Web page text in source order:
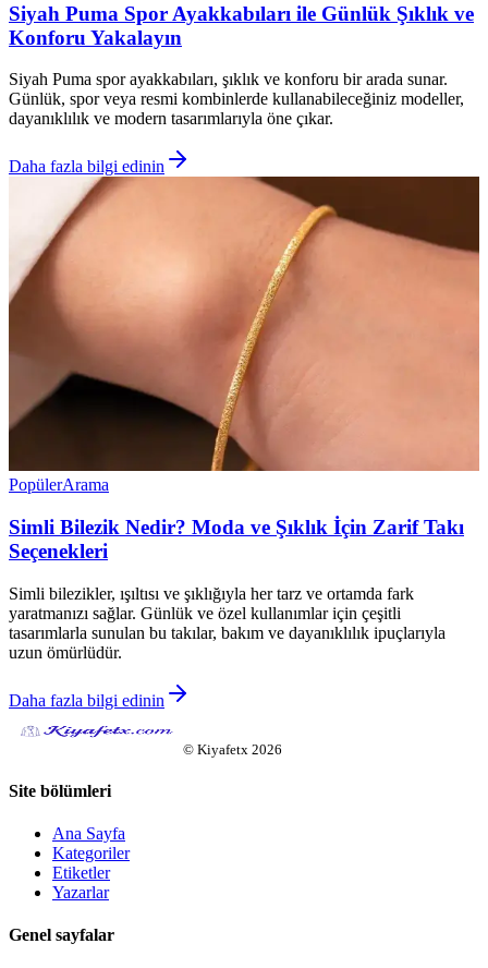
Siyah Puma Spor Ayakkabıları ile Günlük Şıklık ve
Konforu Yakalayın
Siyah Puma spor ayakkabıları, şıklık ve konforu bir arada sunar.
Günlük, spor veya resmi kombinlerde kullanabileceğiniz modeller,
dayanıklılık ve modern tasarımlarıyla öne çıkar.
Daha fazla bilgi edinin
PopülerArama
Simli Bilezik Nedir? Moda ve Şıklık İçin Zarif Takı
Seçenekleri
Simli bilezikler, ışıltısı ve şıklığıyla her tarz ve ortamda fark
yaratmanızı sağlar. Günlük ve özel kullanımlar için çeşitli
tasarımlarla sunulan bu takılar, bakım ve dayanıklılık ipuçlarıyla
uzun ömürlüdür.
Daha fazla bilgi edinin
© Kiyafetx 2026
Site bölümleri
Ana Sayfa
Kategoriler
Etiketler
Yazarlar
Genel sayfalar